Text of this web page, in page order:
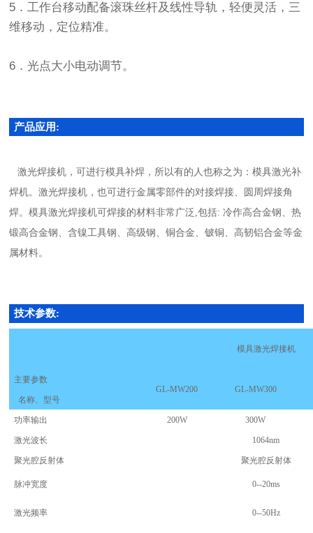
5．工作台移动配备滚珠丝杆及线性导轨，轻便灵活，三
维移动，定位精准。
6．光点大小电动调节。
产品应用:
激光焊接机，可进行模具补焊，所以有的人也称之为：模具激光补
焊机。激光焊接机，也可进行金属零部件的对接焊接、圆周焊接角
焊。模具激光焊接机可焊接的材料非常广泛 ,包括:冷作高合金钢、热
锻高合金钢、含镍工具钢、高级钢、铜合金、铍铜、高韧铝合金等金
属材料。
技术参数:
主要参数
名称、型号
模具激光焊接机
GL-MW200 GL-MW300
功率输出 200W 300W
激光波长 1064nm
聚光腔反射体 聚光腔反射体
脉冲宽度 0--20ms
激光频率 0--50Hz